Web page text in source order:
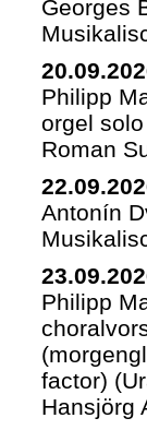
Georges
Philipp
orgel
Roman
Antonín
Philipp
factor)
Hansjörg